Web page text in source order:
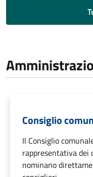
Consiglio
Il Consiglio
rappresentativa dei
nominano